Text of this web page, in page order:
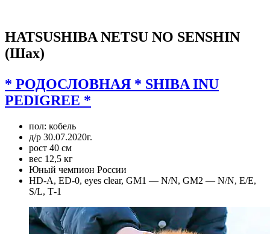
HATSUSHIBA NETSU NO SENSHIN
(Шах)
* РОДОСЛОВНАЯ * SHIBA INU
PEDIGREE *
пол: кобель
д/р 30.07.2020г.
рост 40 см
вес 12,5 кг
Юный чемпион России
HD-А, ED-0, eyes clear, GM1 — N/N, GM2 — N/N, E/E,
S/L, Т-1